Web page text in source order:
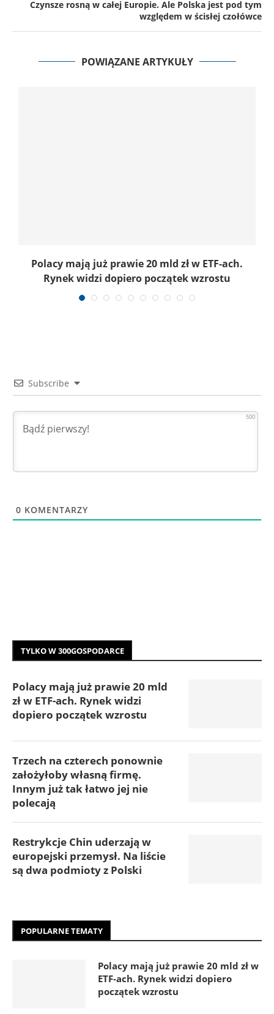
Czynsze rosną w całej Europie. Ale Polska jest pod tym
względem w ścisłej czołówce
POWIĄZANE ARTYKUŁY
Polacy mają już prawie 20 mld zł w ETF-ach.
Rynek widzi dopiero początek wzrostu
Subscribe
500
0 KOMENTARZY
TYLKO W 300GOSPODARCE
Polacy mają już prawie 20 mld
zł w ETF-ach. Rynek widzi
dopiero początek wzrostu
Trzech na czterech ponownie
założyłoby własną firmę.
Innym już tak łatwo jej nie
polecają
Restrykcje Chin uderzają w
europejski przemysł. Na liście
są dwa podmioty z Polski
POPULARNE TEMATY
Polacy mają już prawie 20 mld zł w
ETF-ach. Rynek widzi dopiero
początek wzrostu